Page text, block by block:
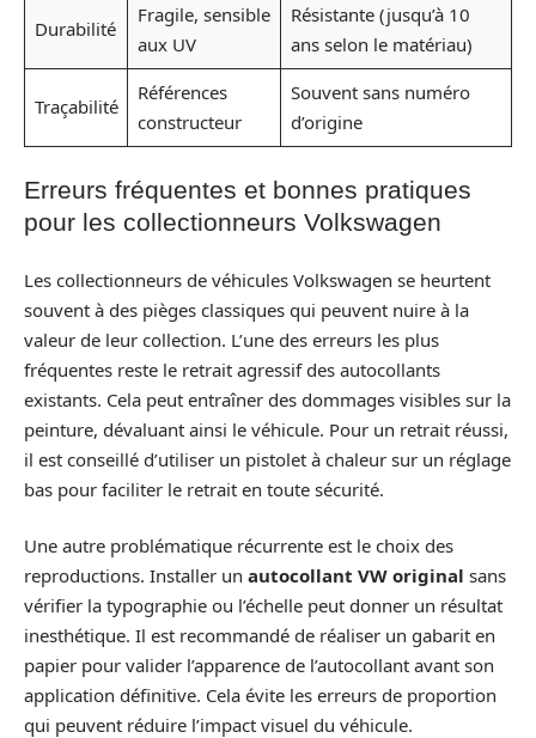
Durabilité
Fragile, sensible
aux UV
Résistante (jusqu’à 10
ans selon le matériau)
Traçabilité
Références
constructeur
Souvent sans numéro
d’origine
Erreurs fréquentes et bonnes pratiques
pour les collectionneurs Volkswagen
Les collectionneurs de véhicules Volkswagen se heurtent
souvent à des pièges classiques qui peuvent nuire à la
valeur de leur collection. L’une des erreurs les plus
fréquentes reste le retrait agressif des autocollants
existants. Cela peut entraîner des dommages visibles sur la
peinture, dévaluant ainsi le véhicule. Pour un retrait réussi,
il est conseillé d’utiliser un pistolet à chaleur sur un réglage
bas pour faciliter le retrait en toute sécurité.
Une autre problématique récurrente est le choix des
reproductions. Installer un autocollant VW original sans
vérifier la typographie ou l’échelle peut donner un résultat
inesthétique. Il est recommandé de réaliser un gabarit en
papier pour valider l’apparence de l’autocollant avant son
application définitive. Cela évite les erreurs de proportion
qui peuvent réduire l’impact visuel du véhicule.